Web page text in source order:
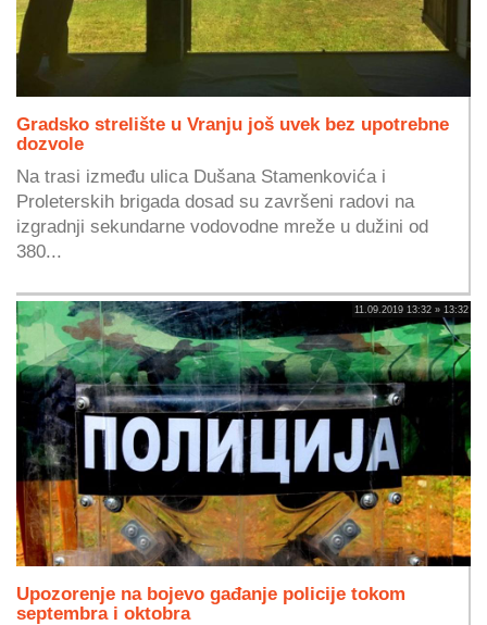
Gradsko strelište u Vranju još uvek bez upotrebne
dozvole
Na trasi između ulica Dušana Stamenkovića i
Proleterskih brigada dosad su završeni radovi na
izgradnji sekundarne vodovodne mreže u dužini od
380...
11.09.2019 13:32 » 13:32
Upozorenje na bojevo gađanje policije tokom
septembra i oktobra